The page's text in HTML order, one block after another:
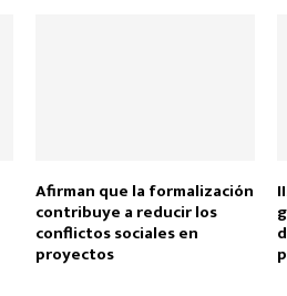
Afirman que la formalización
contribuye a reducir los
conflictos sociales en
proyectos